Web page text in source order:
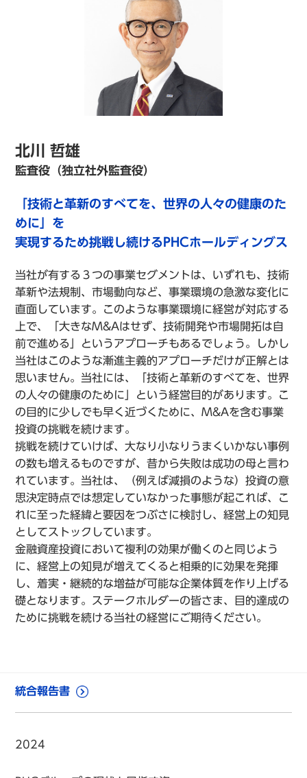
北川 哲雄
監査役（独立社外監査役）
「技術と革新のすべてを、世界の人々の健康のた
めに」を
実現するため挑戦し続けるPHCホールディングス
当社が有する３つの事業セグメントは、いずれも、技術
革新や法規制、市場動向など、事業環境の急激な変化に
直面しています。このような事業環境に経営が対応する
上で、「大きなM&Aはせず、技術開発や市場開拓は自
前で進める」というアプローチもあるでしょう。しかし
当社はこのような漸進主義的アプローチだけが正解とは
思いません。当社には、「技術と革新のすべてを、世界
の人々の健康のために」という経営目的があります。こ
の目的に少しでも早く近づくために、M&Aを含む事業
投資の挑戦を続けます。
挑戦を続けていけば、大なり小なりうまくいかない事例
の数も増えるものですが、昔から失敗は成功の母と言わ
れています。当社は、（例えば減損のような）投資の意
思決定時点では想定していなかった事態が起これば、こ
れに至った経緯と要因をつぶさに検討し、経営上の知見
としてストックしています。
金融資産投資において複利の効果が働くのと同じよう
に、経営上の知見が増えてくると相乗的に効果を発揮
し、着実・継続的な増益が可能な企業体質を作り上げる
礎となります。ステークホルダーの皆さま、目的達成の
ために挑戦を続ける当社の経営にご期待ください。
統合報告書
2024